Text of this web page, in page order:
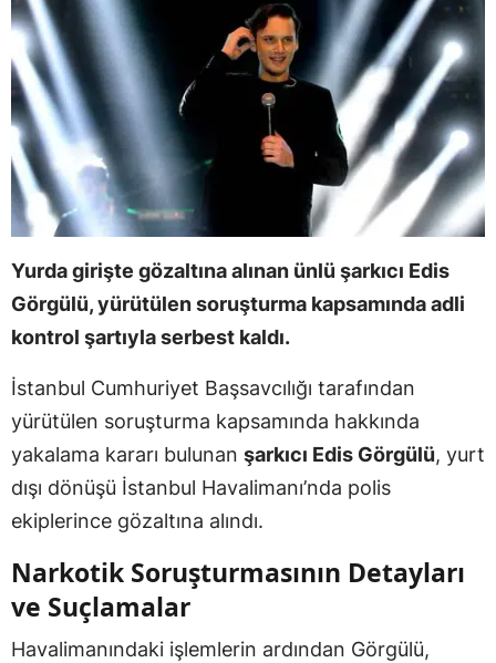
Yurda girişte gözaltına alınan ünlü şarkıcı Edis
Görgülü, yürütülen soruşturma kapsamında adli
kontrol şartıyla serbest kaldı.
İstanbul Cumhuriyet Başsavcılığı tarafından
yürütülen soruşturma kapsamında hakkında
yakalama kararı bulunan şarkıcı Edis Görgülü, yurt
dışı dönüşü İstanbul Havalimanı’nda polis
ekiplerince gözaltına alındı.
Narkotik Soruşturmasının Detayları
ve Suçlamalar
Havalimanındaki işlemlerin ardından Görgülü,